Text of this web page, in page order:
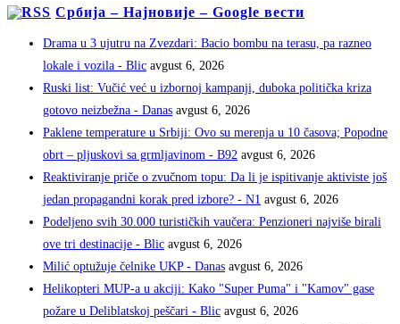
Србија – Најновије – Google вести
Drama u 3 ujutru na Zvezdari: Bacio bombu na terasu, pa razneo
lokale i vozila - Blic avgust 6, 2026
Ruski list: Vučić već u izbornoj kampanji, duboka politička kriza
gotovo neizbežna - Danas avgust 6, 2026
Paklene temperature u Srbiji: Ovo su merenja u 10 časova; Popodne
obrt – pljuskovi sa grmljavinom - B92 avgust 6, 2026
Reaktiviranje priče o zvučnom topu: Da li je ispitivanje aktiviste još
jedan propagandni korak pred izbore? - N1 avgust 6, 2026
Podeljeno svih 30.000 turističkih vaučera: Penzioneri najviše birali
ove tri destinacije - Blic avgust 6, 2026
Milić optužuje čelnike UKP - Danas avgust 6, 2026
Helikopteri MUP-a u akciji: Kako "Super Puma" i "Kamov" gase
požare u Deliblatskoj peščari - Blic avgust 6, 2026